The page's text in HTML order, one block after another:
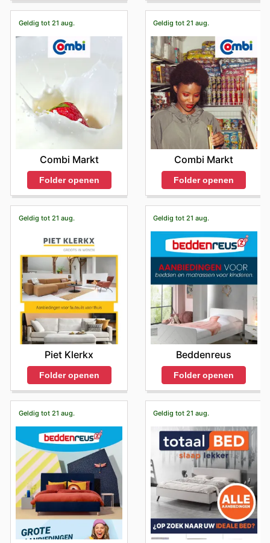
Geldig tot 21 aug.
Combi Markt
Folder openen
Geldig tot 21 aug.
Combi Markt
Folder openen
Geldig tot 21 aug.
Piet Klerkx
Folder openen
Geldig tot 21 aug.
Beddenreus
Folder openen
Geldig tot 21 aug. Geldig tot 21 aug.